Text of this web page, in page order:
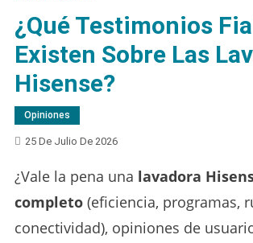
¿Qué Testimonios
Existen Sobre Las
Hisense?
Opiniones
25 De Julio De 2026
¿Vale la pena una lavadora
completo(eficiencia, programas,
conectividad), opiniones de